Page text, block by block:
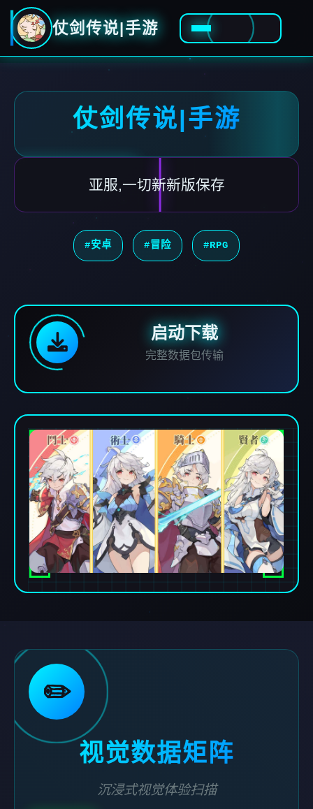
仗剑传说|手游
仗剑传说|手游
亚服,一切新新版保存
#安卓 #冒险 #RPG
启动下载
完整数据包传输
✏️
视觉数据矩阵
沉浸式视觉体验扫描